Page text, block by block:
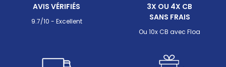
déséquilibrer l'eau de votre piscine.
ce que
AVIS VÉRIFIÉS
9.7/10 - Excellent
3X OU 4X CB
SANS FRAIS
Ou 10x CB avec Floa